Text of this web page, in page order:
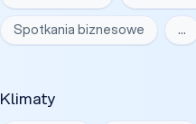
Klimaty
Spotkania biznesowe …